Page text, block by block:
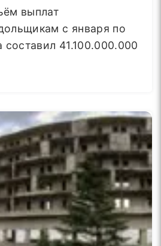
выплат
с января по
составил 41.100.000.000